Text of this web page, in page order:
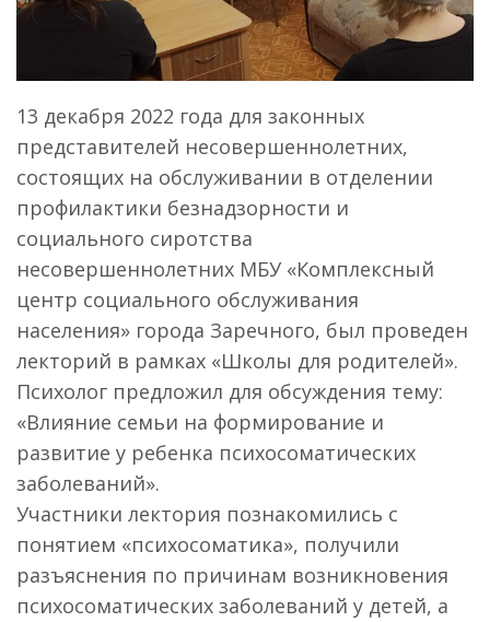
13 декабря 2022 года для законных
представителей несовершеннолетних,
состоящих на обслуживании в отделении
профилактики безнадзорности и
социального сиротства
несовершеннолетних МБУ «Комплексный
центр социального обслуживания
населения» города Заречного, был проведен
лекторий в рамках «Школы для родителей».
Психолог предложил для обсуждения тему:
«Влияние семьи на формирование и
развитие у ребенка психосоматических
заболеваний».
Участники лектория познакомились с
понятием «психосоматика», получили
разъяснения по причинам возникновения
психосоматических заболеваний у детей, а